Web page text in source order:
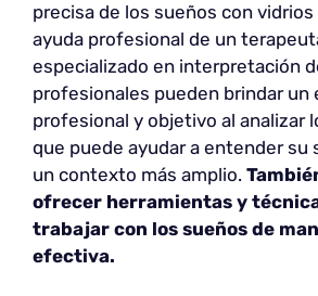
precisa de los sueños con
ayuda profesional de un
especializado en interpretación
profesionales pueden brindar un
profesional y objetivo al analizar
que puede ayudar a entender su
un contexto más amplio.
ofrecer herramientas y
trabajar con los sueños de
efectiva.